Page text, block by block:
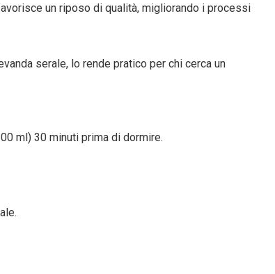
un riposo di qualità, migliorando i processi
serale, lo rende pratico per chi cerca un
ml) 30 minuti prima di dormire.